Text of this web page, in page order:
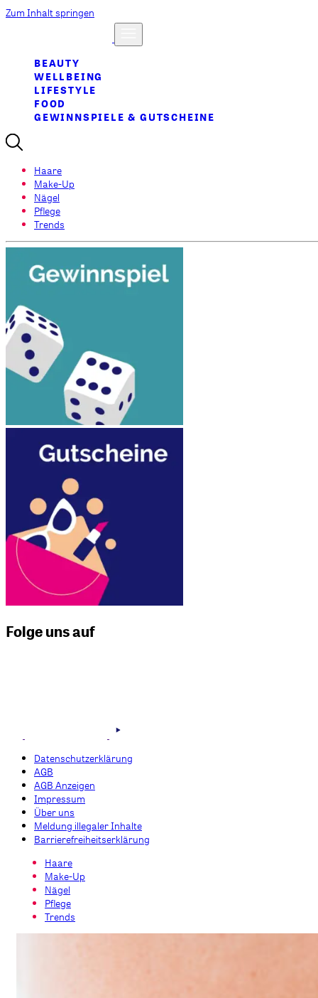
Zum Inhalt springen
BEAUTY
WELLBEING
LIFESTYLE
FOOD
GEWINNSPIELE & GUTSCHEINE
Haare
Make-Up
Nägel
Pflege
Trends
Folge uns auf
Datenschutzerklärung
AGB
AGB Anzeigen
Impressum
Über uns
Meldung illegaler Inhalte
Barrierefreiheitserklärung
Haare
Make-Up
Nägel
Pflege
Trends